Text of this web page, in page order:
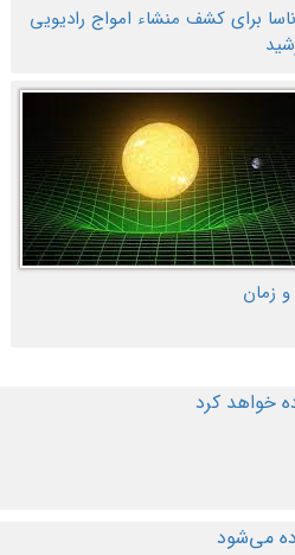
برای کشف منشاء امواج رادیویی
زمان
خواهد کرد
می‌شود